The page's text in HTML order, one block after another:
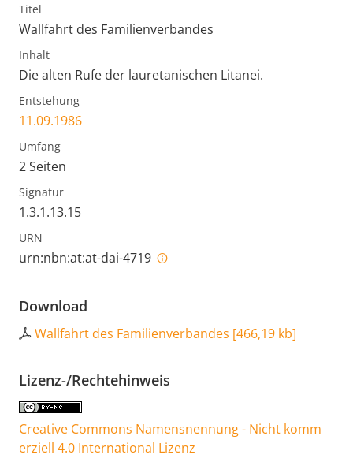
Titel
Wallfahrt des Familienverbandes
Inhalt
Die alten Rufe der lauretanischen Litanei.
Entstehung
11.09.1986
Umfang
2 Seiten
Signatur
1.3.1.13.15
URN
urn:nbn:at:at-dai-4719
Download
Wallfahrt des Familienverbandes [466,19 kb]
Lizenz-/Rechtehinweis
Creative Commons Namensnennung - Nicht komm
erziell 4.0 International Lizenz